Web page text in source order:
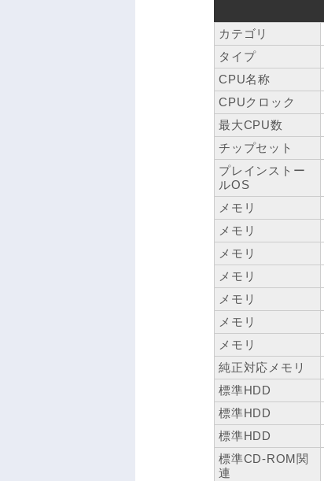
カテゴリ
タイプ
CPU名称
CPUクロック
最大CPU数
チップセット
プレインストー
ルOS
メモリ
メモリ
メモリ
メモリ
メモリ
メモリ
メモリ
純正対応メモリ
標準HDD
標準HDD
標準HDD
標準CD-ROM関
連